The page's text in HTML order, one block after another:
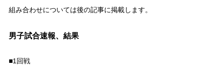
組み合わせについては後の記事に掲載します。
男子試合速報、結果
■1回戦